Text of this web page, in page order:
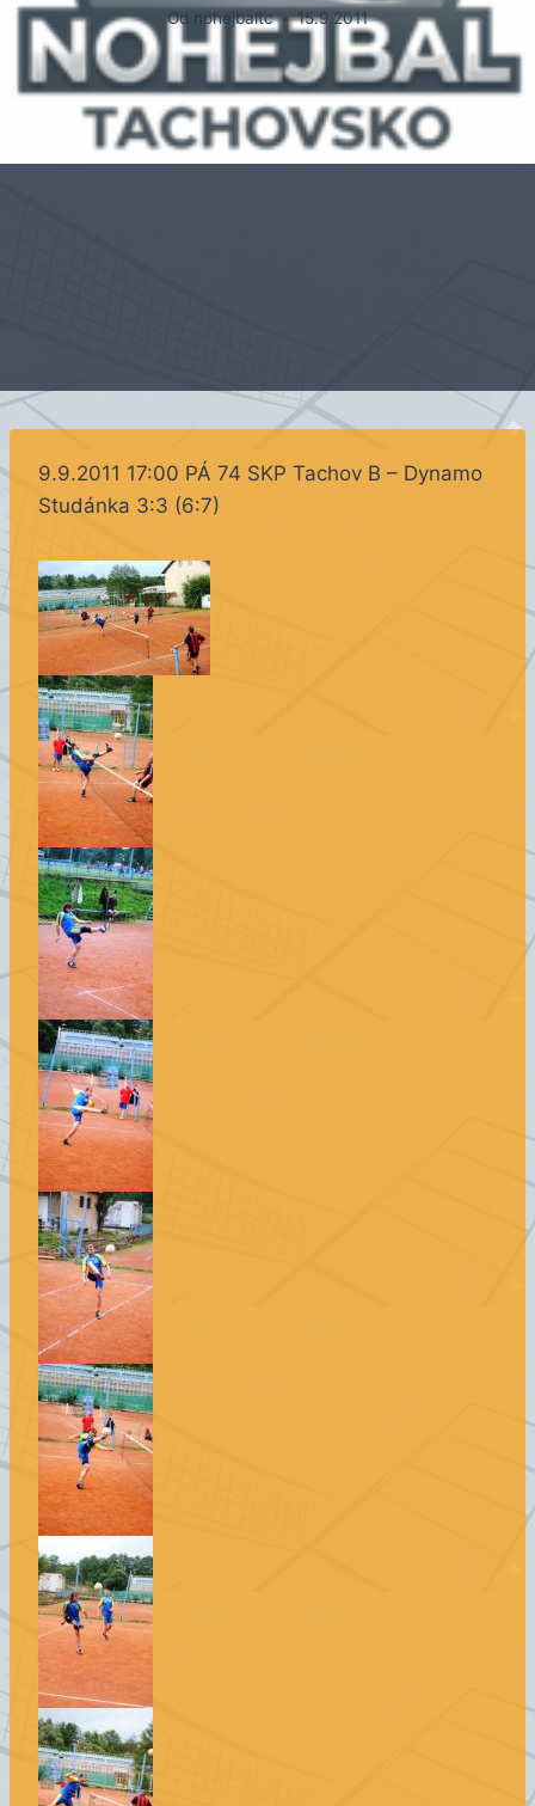
Od nohejbaltc 15.9.2011
9.9.2011 17:00 PÁ 74 SKP Tachov B – Dynamo
Studánka 3:3 (6:7)